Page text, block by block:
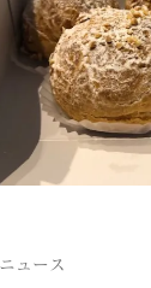
ニュース